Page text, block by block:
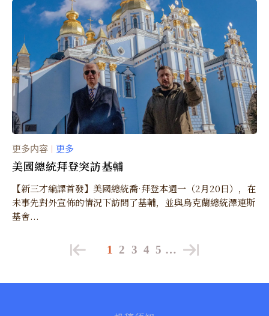
更多内容 ｜ 更多
美國總統拜登突訪基輔
【新三才編譯首發】美國總統喬·拜登本週一（2月20日），在
未事先對外宣佈的情況下訪問了基輔，並與烏克蘭總統澤連斯
基會...
1 2 3 4 5 …